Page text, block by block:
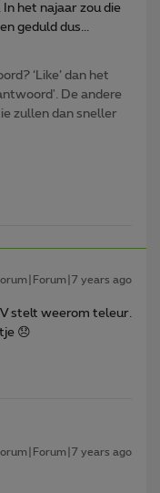
het najaar zou die
geduld dus...
‘Like’ dan het
De andere
zullen dan sneller
years ago
stelt weerom teleur.
😞
years ago